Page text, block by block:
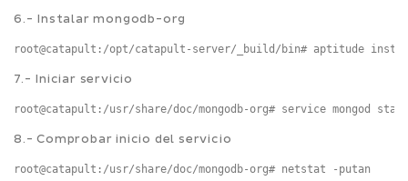
6.- Instalar mongodb-org
root@catapult:/opt/catapult-server/_build/bin# aptitude
7.- Iniciar servicio
root@catapult:/usr/share/doc/mongodb-org# service mongod start
8.- Comprobar inicio del servicio
root@catapult:/usr/share/doc/mongodb-org# netstat -putan